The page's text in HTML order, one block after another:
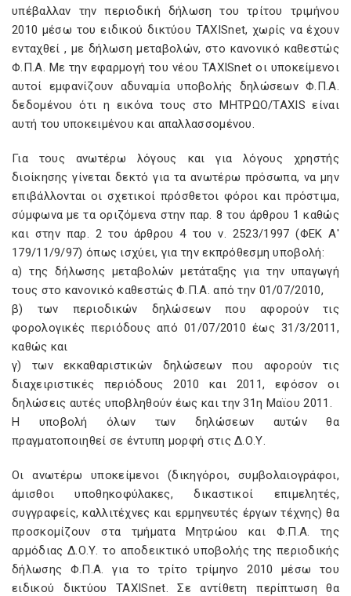
υπέβαλλαν την περιοδική δήλωση του τρίτου τριμήνου
2010 μέσω του ειδικού δικτύου TAXISnet, χωρίς να έχουν
ενταχθεί , με δήλωση μεταβολών, στο κανονικό καθεστώς
Φ.Π.Α. Με την εφαρμογή του νέου TAXISnet οι υποκείμενοι
αυτοί εμφανίζουν αδυναμία υποβολής δηλώσεων Φ.Π.Α.
δεδομένου ότι η εικόνα τους στο ΜΗΤΡΩΟ/ΤΑXIS είναι
αυτή του υποκειμένου και απαλλασσομένου.
Για τους ανωτέρω λόγους και για λόγους χρηστής
διοίκησης γίνεται δεκτό για τα ανωτέρω πρόσωπα, να μην
επιβάλλονται οι σχετικοί πρόσθετοι φόροι και πρόστιμα,
σύμφωνα με τα οριζόμενα στην παρ. 8 του άρθρου 1 καθώς
και στην παρ. 2 του άρθρου 4 του ν. 2523/1997 (ΦΕΚ Α'
179/11/9/97) όπως ισχύει, για την εκπρόθεσμη υποβολή:
α) της δήλωσης μεταβολών μετάταξης για την υπαγωγή
τους στο κανονικό καθεστώς Φ.Π.Α. από την 01/07/2010,
β) των περιοδικών δηλώσεων που αφορούν τις
φορολογικές περιόδους από 01/07/2010 έως 31/3/2011,
καθώς και
γ) των εκκαθαριστικών δηλώσεων που αφορούν τις
διαχειριστικές περιόδους 2010 και 2011, εφόσον οι
δηλώσεις αυτές υποβληθούν έως και την 31η Μαϊου 2011.
Η υποβολή όλων των δηλώσεων αυτών θα
πραγματοποιηθεί σε έντυπη μορφή στις Δ.Ο.Υ.
Οι ανωτέρω υποκείμενοι (δικηγόροι, συμβολαιογράφοι,
άμισθοι υποθηκοφύλακες, δικαστικοί επιμελητές,
συγγραφείς, καλλιτέχνες και ερμηνευτές έργων τέχνης) θα
προσκομίζουν στα τμήματα Μητρώου και Φ.Π.Α. της
αρμόδιας Δ.Ο.Υ. το αποδεικτικό υποβολής της περιοδικής
δήλωσης Φ.Π.Α. για το τρίτο τρίμηνο 2010 μέσω του
ειδικού δικτύου TAXISnet. Σε αντίθετη περίπτωση θα